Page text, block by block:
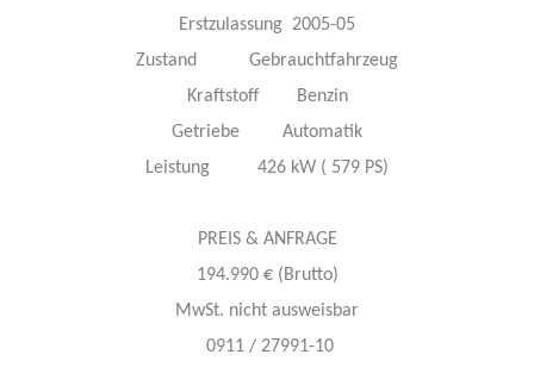
Erstzulassung 2005-05
Zustand Gebrauchtfahrzeug
Kraftstoff Benzin
Getriebe Automatik
Leistung 426 kW ( 579 PS)
PREIS & ANFRAGE
194.990 € (Brutto)
MwSt. nicht ausweisbar
0911 / 27991-10